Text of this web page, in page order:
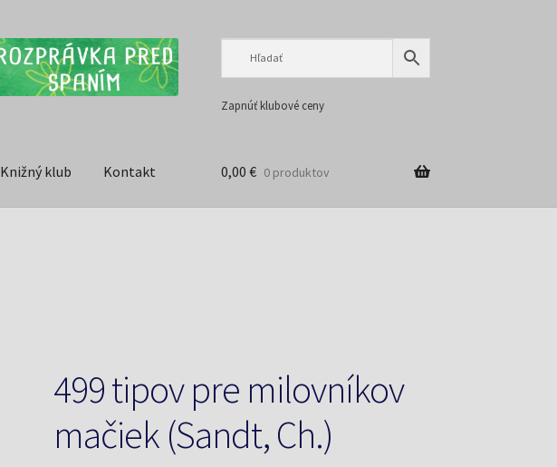
Zapnúť klubové ceny
Knižný klub Kontakt 0,00 € 0 produktov
499 tipov pre milovníkov
mačiek (Sandt, Ch.)